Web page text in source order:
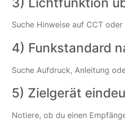
Suche Hinweise auf CCT
4) Funkstandard
Suche Aufdruck, Anleitung
5) Zielgerät
Notiere, ob du einen